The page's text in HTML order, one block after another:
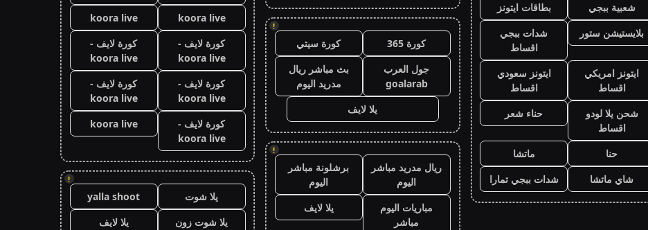
شعبية ببجي
بطاقات ايتونز
بلايستيشن ستور
شدات ببجي
اقساط
ايتونز امريكي
اقساط
ايتونز سعودي
اقساط
شحن يلا لودو
اقساط
حناء شعر
حنا
ماتشا
شاي ماتشا
شدات ببجي تمارا
!
كورة 365
كورة سيتي
جول العرب
goalarab
بث مباشر ريال
مدريد اليوم
يلا لايف
!
ريال مدريد مباشر
اليوم
برشلونة مباشر
اليوم
مباريات اليوم
مباشر
يلا لايف
koora live
koora live
كورة لايف -
koora live
كورة لايف -
koora live
كورة لايف -
koora live
كورة لايف -
koora live
كورة لايف -
koora live
koora live
!
يلا شوت
yalla shoot
يلا شوت زون
يلا لايف